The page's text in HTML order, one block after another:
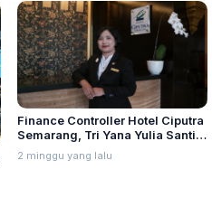
Finance Controller Hotel Ciputra
Semarang, Tri Yana Yulia Santi:
Kepemimpinan Berawal dari
Integritas dan Proses
2 minggu yang lalu